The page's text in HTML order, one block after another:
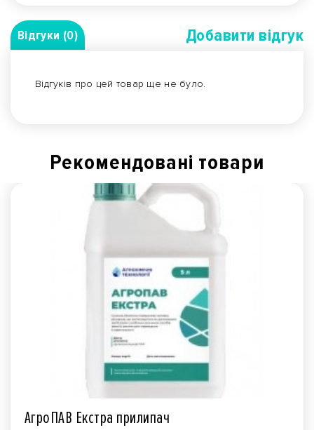
Відгуки (0) Добавити вiдгук
Відгуків про цей товар ще не було.
Рекомендованi товари
АгроПАВ Екстра прилипач